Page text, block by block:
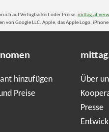
auf Verfügbarkeit oder Preise. mittag.at
von Google LLC. Apple, das Apple Logo,
hinzufügen
Preise
Über
Presse